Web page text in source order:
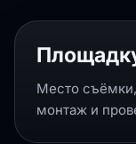
Место
монтаж и